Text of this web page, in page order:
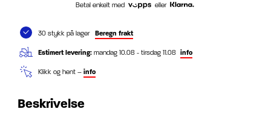
Betal enkelt med eller
30 stykk på lager Beregn frakt
Estimert levering: mandag 10.08 - tirsdag 11.08 info
Klikk og hent – info
Beskrivelse